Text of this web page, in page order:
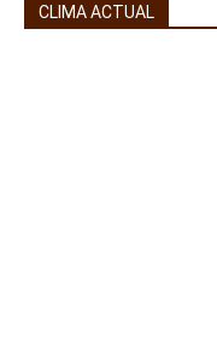
CLIMA ACTUAL